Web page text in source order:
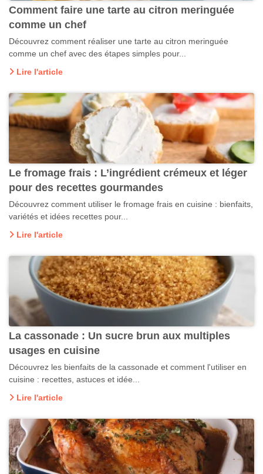
Comment faire une tarte au citron meringuée
comme un chef
Découvrez comment réaliser une tarte au citron meringuée
comme un chef avec des étapes simples pour...
Lire l'article
Le fromage frais : L’ingrédient crémeux et léger
pour des recettes gourmandes
Découvrez comment utiliser le fromage frais en cuisine : bienfaits,
variétés et idées recettes pour...
Lire l'article
La cassonade : Un sucre brun aux multiples
usages en cuisine
Découvrez les bienfaits de la cassonade et comment l'utiliser en
cuisine : recettes, astuces et idée...
Lire l'article